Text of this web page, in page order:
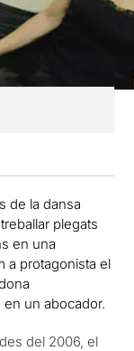
de la dansa
plegats
en una
a protagonista el
un abocador.
del 2006, el